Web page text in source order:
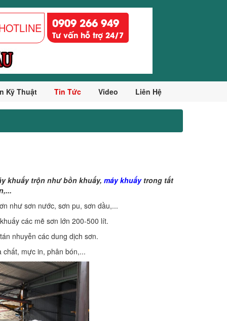
0909 266 949
Tư vấn hỗ trợ 24/7
Kỹ Thuật Tin Tức Video Liên Hệ
khuấy trộn nhưbồn khuấy, máy khuấy trong tất
như sơn nước, sơn pu, sơn dầu,...
các mẽ sơn lớn 200-500 lít.
nhuyễn các dung dịch sơn.
mực in, phân bón,...